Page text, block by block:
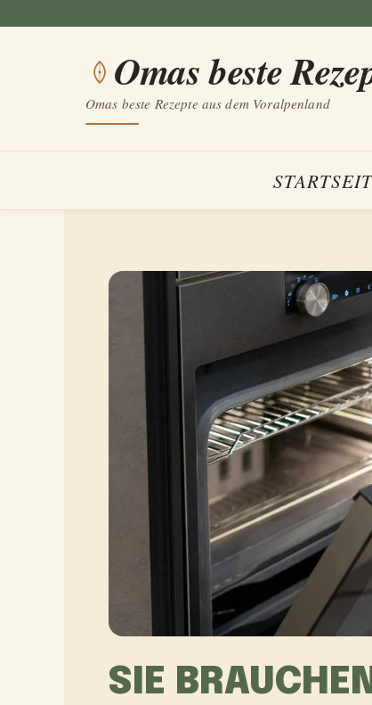
Omas beste
Omas beste Rezepte aus dem Voralpenland
SIE